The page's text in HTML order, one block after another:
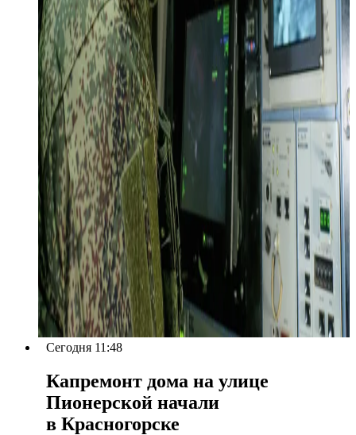
Сегодня 11:48
Капремонт дома на улице
Пионерской начали
в Красногорске